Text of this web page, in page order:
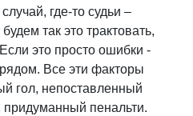
где-то судьи –
так это трактовать,
это просто ошибки -
Все эти факторы
гол, непоставленный
придуманный пенальти.